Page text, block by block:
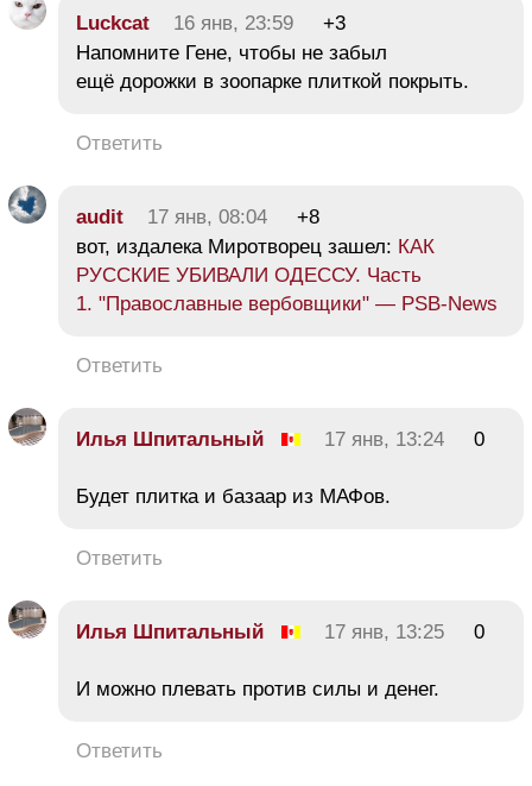
Luckcat 16 янв, 23:59
+3
Напомните Гене, чтобы не забыл
ещё дорожки в зоопарке плиткой покрыть.
Ответить
audit 17 янв, 08:04
+8
вот, издалека Миротворец зашел: КАК
РУССКИЕ УБИВАЛИ ОДЕССУ. Часть
1. "Православные вербовщики" — PSB-News
Ответить
Илья Шпитальный 17 янв, 13:24 0
Будет плитка и базаар из МАФов.
Ответить
Илья Шпитальный 17 янв, 13:25 0
И можно плевать против силы и денег.
Ответить